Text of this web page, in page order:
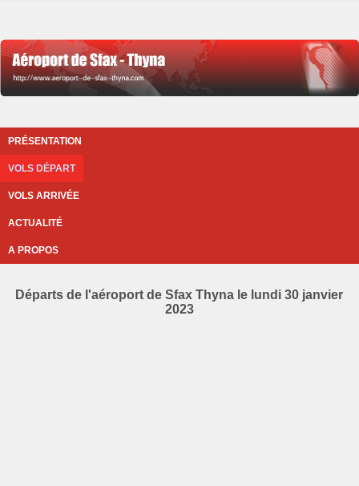
PRÉSENTATION
VOLS DÉPART
VOLS ARRIVÉE
ACTUALITÉ
A PROPOS
Départs de l'aéroport de Sfax Thyna le lundi 30 janvier
2023